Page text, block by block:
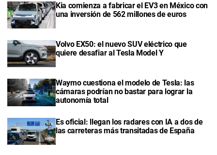
Kia comienza a fabricar el EV3 en México con
una inversión de 562 millones de euros
Volvo EX50: el nuevo SUV eléctrico que
quiere desafiar al Tesla Model Y
Waymo cuestiona el modelo de Tesla: las
cámaras podrían no bastar para lograr la
autonomía total
Es oficial: llegan los radares con IA a dos de
las carreteras más transitadas de España